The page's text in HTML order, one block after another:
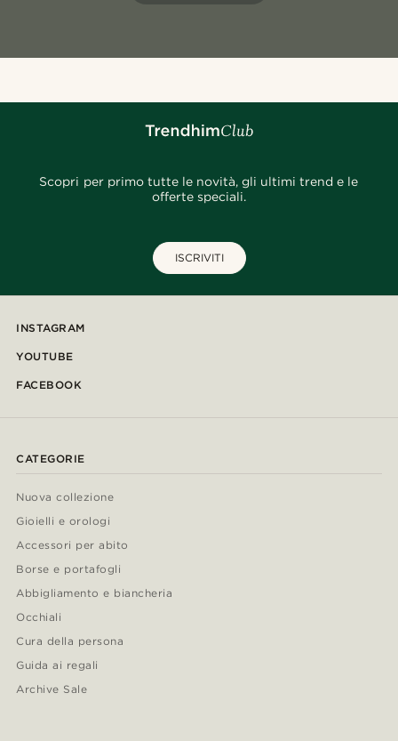
Scopri per primo tutte le novità, gli ultimi trend e le
offerte speciali.
ISCRIVITI
INSTAGRAM
YOUTUBE
FACEBOOK
CATEGORIE
Nuova collezione
Gioielli e orologi
Accessori per abito
Borse e portafogli
Abbigliamento e biancheria
Occhiali
Cura della persona
Guida ai regali
Archive Sale